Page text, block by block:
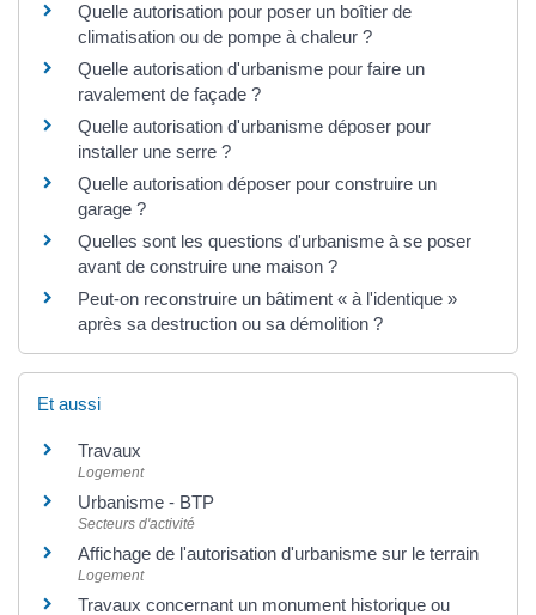
Quelle autorisation pour poser un boîtier de
climatisation ou de pompe à chaleur ?
Quelle autorisation d'urbanisme pour faire un
ravalement de façade ?
Quelle autorisation d'urbanisme déposer pour
installer une serre ?
Quelle autorisation déposer pour construire un
garage ?
Quelles sont les questions d'urbanisme à se poser
avant de construire une maison ?
Peut-on reconstruire un bâtiment « à l'identique »
après sa destruction ou sa démolition ?
Et aussi
Travaux
Logement
Urbanisme - BTP
Secteurs d'activité
Affichage de l'autorisation d'urbanisme sur le terrain
Logement
Travaux concernant un monument historique ou